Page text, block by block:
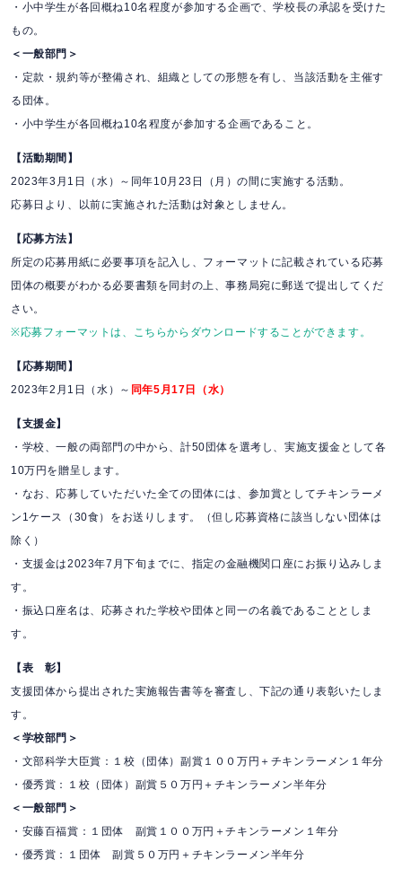
・小中学生が各回概ね10名程度が参加する企画で、学校長の承認を受けた
もの。
＜一般部門＞
・定款・規約等が整備され、組織としての形態を有し、当該活動を主催す
る団体。
・小中学生が各回概ね10名程度が参加する企画であること。
【活動期間】
2023年3月1日（水）～同年10月23日（月）の間に実施する活動。
応募日より、以前に実施された活動は対象としません。
【応募方法】
所定の応募用紙に必要事項を記入し、フォーマットに記載されている応募
団体の概要がわかる必要書類を同封の上、事務局宛に郵送で提出してくだ
さい。
※応募フォーマットは、こちらからダウンロードすることができます。
【応募期間】
2023年2月1日（水）～ 同年5月17日（水）
【支援金】
・学校、一般の両部門の中から、計50団体を選考し、実施支援金として各
10万円を贈呈します。
・なお、応募していただいた全ての団体には、参加賞としてチキンラーメ
ン1ケース（30食）をお送りします。（但し応募資格に該当しない団体は
除く）
・支援金は2023年7月下旬までに、指定の金融機関口座にお振り込みしま
す。
・振込口座名は、応募された学校や団体と同一の名義であることとしま
す。
【表 彰】
支援団体から提出された実施報告書等を審査し、下記の通り表彰いたしま
す。
＜学校部門＞
・文部科学大臣賞：１校（団体）副賞１００万円＋チキンラーメン１年分
・優秀賞：１校（団体）副賞５０万円＋チキンラーメン半年分
＜一般部門＞
・安藤百福賞：１団体 副賞１００万円＋チキンラーメン１年分
・優秀賞：１団体 副賞５０万円＋チキンラーメン半年分